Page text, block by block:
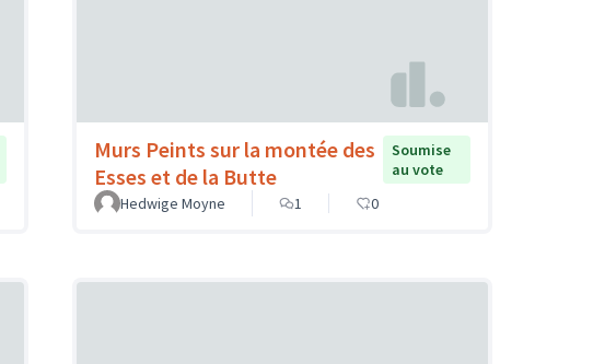
Murs Peints sur la montée des
Esses et de la Butte
Soumise
au vote
Hedwige Moyne
1 0